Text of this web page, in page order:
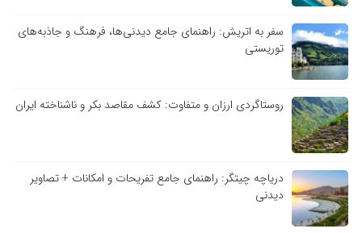
سفر به اتریش: راهنمای جامع دیدنی‌ها، فرهنگ و جاذبه‌های
توریستی
روستاگردی ارزان و متفاوت: کشف مقاصد بکر و ناشناخته ایران
دریاچه چیتگر: راهنمای جامع تفریحات و امکانات + تصاویر
دیدنی